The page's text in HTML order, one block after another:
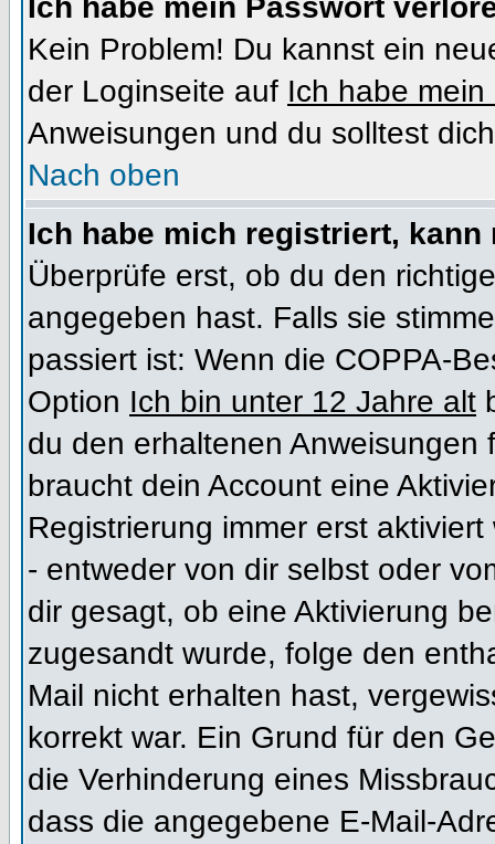
Kein Problem! Du kannst ein
der Loginseite auf Ich habe
Anweisungen und du solltest
Nach oben
Ich habe mich registriert,
Überprüfe erst, ob du den
angegeben hast. Falls sie
passiert ist: Wenn die COPPA-
Option Ich bin unter 12 Jahre alt
du den erhaltenen
braucht dein Account eine
Registrierung immer erst
- entweder von dir selbst oder
dir gesagt, ob eine Aktivierung
zugesandt wurde, folge den
Mail nicht erhalten hast,
korrekt war. Ein Grund für den
die Verhinderung eines
dass die angegebene E-Mail-